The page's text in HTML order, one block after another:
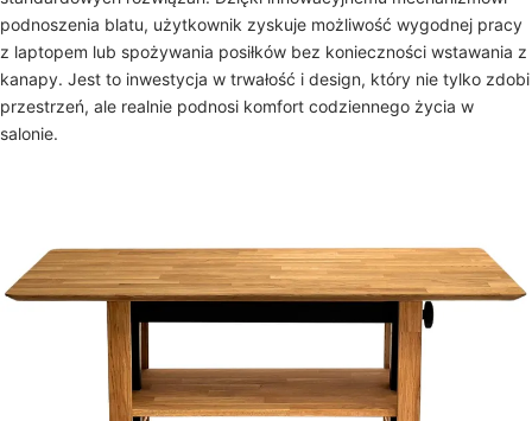
podnoszenia blatu, użytkownik zyskuje możliwość wygodnej pracy
z laptopem lub spożywania posiłków bez konieczności wstawania z
kanapy. Jest to inwestycja w trwałość i design, który nie tylko zdobi
przestrzeń, ale realnie podnosi komfort codziennego życia w
salonie.